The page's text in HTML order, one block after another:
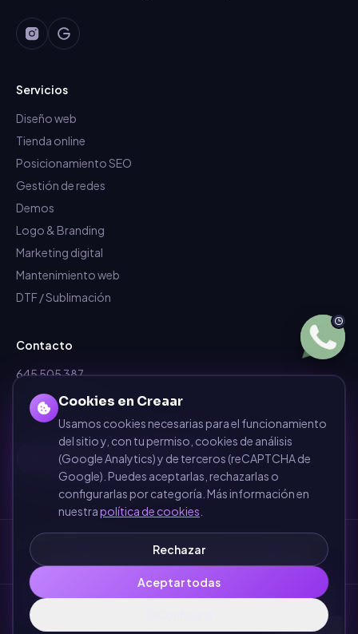
Servicios
Diseño web
Tienda online
Posicionamiento SEO
Gestión de redes
Demos
Logo & Branding
Marketing digital
Mantenimiento web
DTF / Sublimación
Contacto
645 505 387
info@dependalium.com
Mataró(Barcelona)
Déjanos tu reseña en Google
Zonas de cobertura Barcelona·Terrassa·Sabadell
Sant Cugat del Vallès
Manresa·Granollers
Aviso
Configurar
Cookies en Creaar
Usamos cookies necesarias para el funcionamiento
del sitio y, con tu permiso, cookies de análisis
(Google Analytics) y de terceros (reCAPTCHA de
Google). Puedes aceptarlas, rechazarlas o
configurarlas por categoría. Más información en
nuestrapolítica de cookies
Rechazar
Aceptar todas